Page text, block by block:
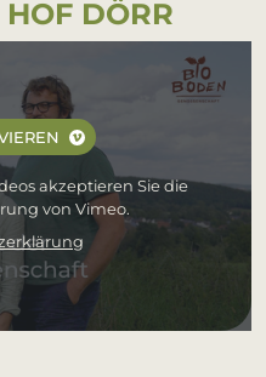
DÖRR
akzeptieren Sie die
von Vimeo.